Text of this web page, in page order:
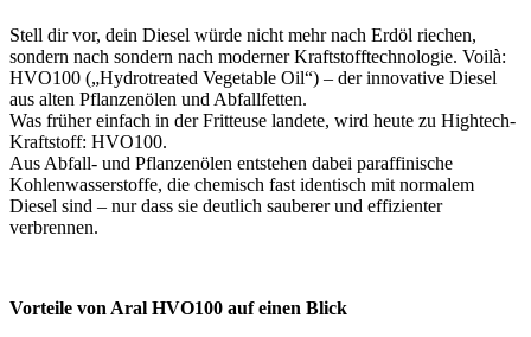
Stell dir vor, dein Diesel würde nicht mehr nach Erdöl riechen,
sondern nach sondern nach moderner Kraftstofftechnologie. Voilà:
HVO100 („Hydrotreated Vegetable Oil“) – der innovative Diesel
aus alten Pflanzenölen und Abfallfetten.
Was früher einfach in der Fritteuse landete, wird heute zu Hightech-
Kraftstoff: HVO100.
Aus Abfall- und Pflanzenölen entstehen dabei paraffinische
Kohlenwasserstoffe, die chemisch fast identisch mit normalem
Diesel sind – nur dass sie deutlich sauberer und effizienter
verbrennen.
Vorteile von Aral HVO100 auf einen Blick